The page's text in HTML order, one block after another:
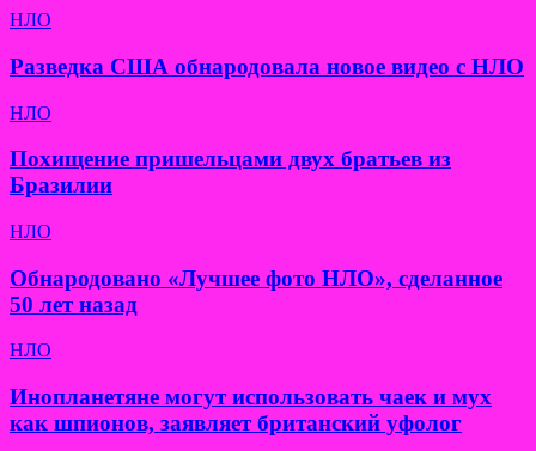
НЛО
Разведка США обнародовала новое видео с НЛО
НЛО
Похищение пришельцами двух братьев из
Бразилии
НЛО
Обнародовано «Лучшее фото НЛО», сделанное
50 лет назад
НЛО
Инопланетяне могут использовать чаек и мух
как шпионов, заявляет британский уфолог